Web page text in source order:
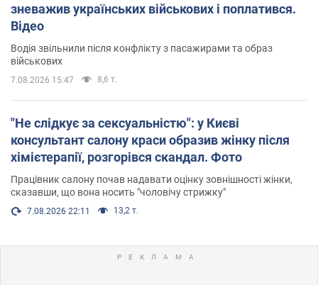
зневажив українських військових і поплатився.
Відео
Водія звільнили після конфлікту з пасажирами та образ
військових
7.08.2026 15:47 8,6 т.
"Не слідкує за сексуальністю": у Києві
консультант салону краси образив жінку після
хімієтерапії, розгорівся скандал. Фото
Працівник салону почав надавати оцінку зовнішності жінки,
сказавши, що вона носить "чоловічу стрижку"
7.08.2026 22:11 13,2 т.